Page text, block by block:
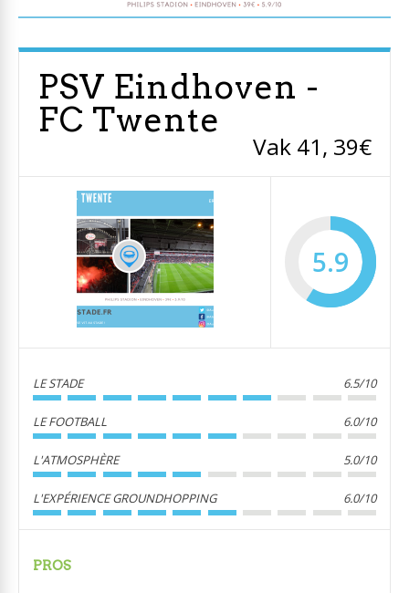
PSV Eindhoven -
FC Twente
Vak 41, 39€
5.9
LE STADE 6.5/10
LE FOOTBALL 6.0/10
L'ATMOSPHÈRE 5.0/10
L'EXPÉRIENCE GROUNDHOPPING 6.0/10
PROS